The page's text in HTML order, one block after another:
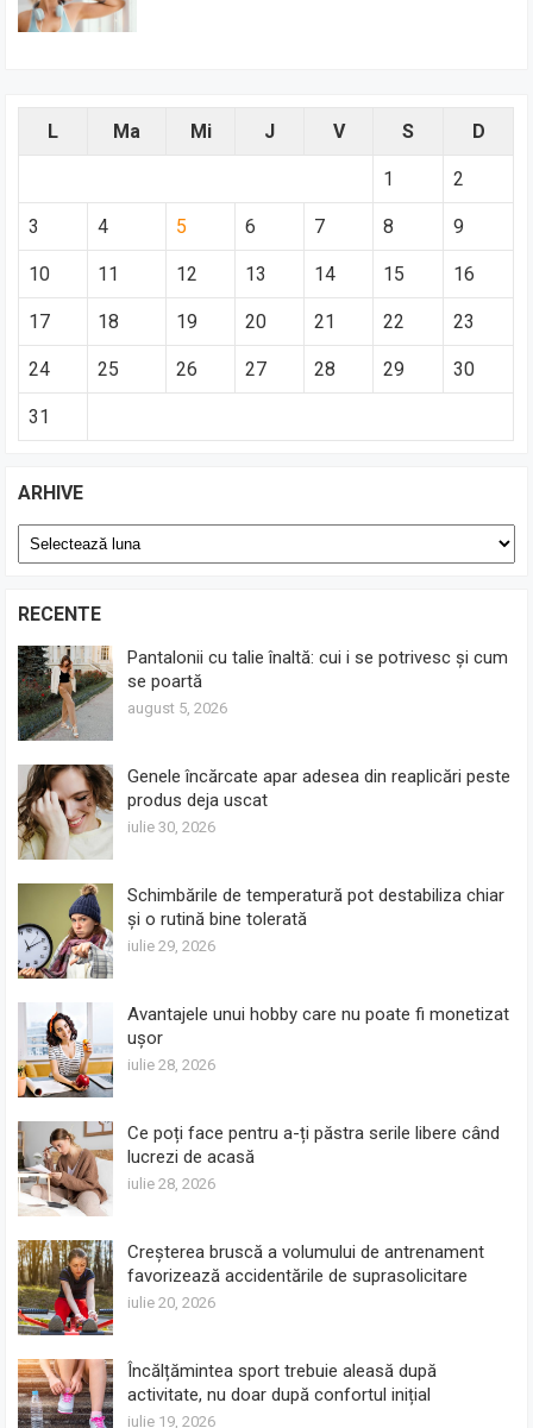
L Ma Mi J V S D
1 2
3 4 5 6 7 8 9
10 11 12 13 14 15 16
17 18 19 20 21 22 23
24 25 26 27 28 29 30
31
ARHIVE
Arhive
RECENTE
Pantalonii cu talie înaltă: cui i se potrivesc și cum
se poartă
august 5, 2026
Genele încărcate apar adesea din reaplicări peste
produs deja uscat
iulie 30, 2026
Schimbările de temperatură pot destabiliza chiar
și o rutină bine tolerată
iulie 29, 2026
Avantajele unui hobby care nu poate fi monetizat
ușor
iulie 28, 2026
Ce poți face pentru a-ți păstra serile libere când
lucrezi de acasă
iulie 28, 2026
Creșterea bruscă a volumului de antrenament
favorizează accidentările de suprasolicitare
iulie 20, 2026
Încălțămintea sport trebuie aleasă după
activitate, nu doar după confortul inițial
iulie 19, 2026